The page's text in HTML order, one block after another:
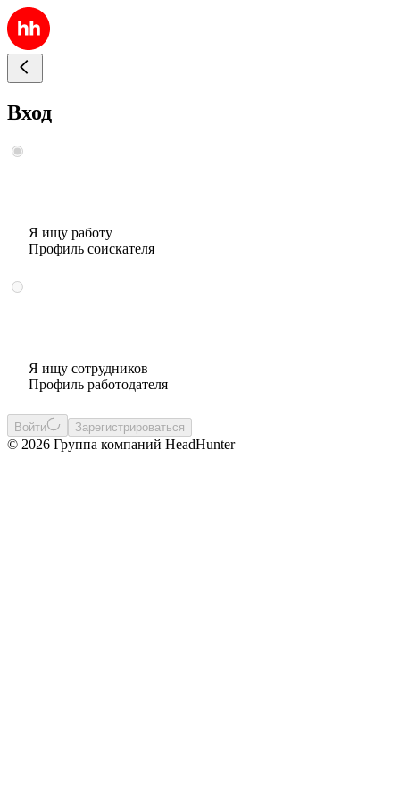
Вход
Я ищу работу
Профиль соискателя
Я ищу сотрудников
Профиль работодателя
Войти Зарегистрироваться
© 2026 Группа компаний HeadHunter